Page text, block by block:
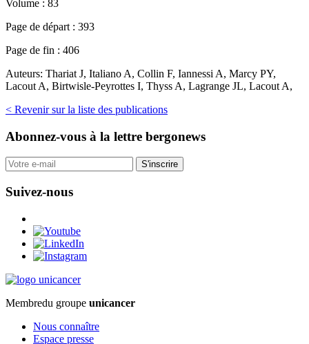
Volume : 83
Page de départ : 393
Page de fin : 406
Auteurs: Thariat J, Italiano A, Collin F, Iannessi A, Marcy PY,
Lacout A, Birtwisle-Peyrottes I, Thyss A, Lagrange JL, Lacout A,
< Revenir sur la liste des publications
Abonnez-vous à la lettre bergonews
S'inscrire
Suivez-nous
Membredu groupe unicancer
Nous connaître
Espace presse